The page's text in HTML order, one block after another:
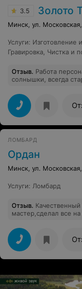
3.5 Золото
Минск, ул.
Услуги: Изготовление
Гравировка Чистка и
Отзыв. Работа
солнышки, всегда
(комплект из колье и
не уступает
огромное мастерам
ЛОМБАРД
Ордан
Минск, ул.
Услуги: Ломбард
Отзыв.
мастер,сделал все